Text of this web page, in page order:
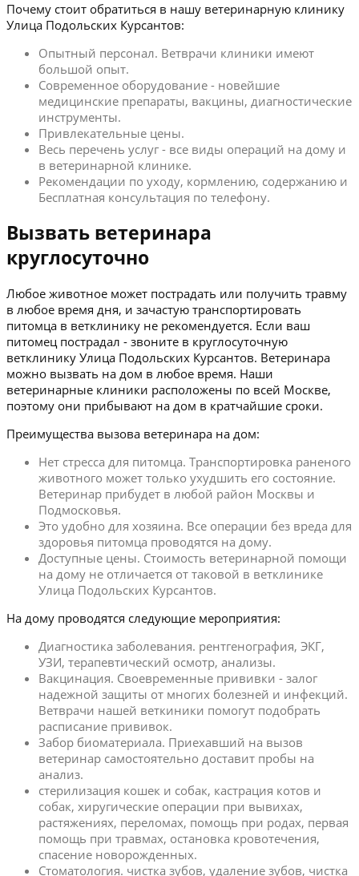
Почему стоит обратиться в нашу ветеринарную клинику
Улица Подольских Курсантов:
Опытный персонал. Ветврачи клиники имеют
большой опыт.
Современное оборудование - новейшие
медицинские препараты, вакцины, диагностические
инструменты.
Привлекательные цены.
Весь перечень услуг - все виды операций на дому и
в ветеринарной клинике.
Рекомендации по уходу, кормлению, содержанию и
Бесплатная консультация по телефону.
Вызвать ветеринара
круглосуточно
Любое животное может пострадать или получить травму
в любое время дня, и зачастую транспортировать
питомца в ветклинику не рекомендуется. Если ваш
питомец пострадал - звоните в круглосуточную
ветклинику Улица Подольских Курсантов. Ветеринара
можно вызвать на дом в любое время. Наши
ветеринарные клиники расположены по всей Москве,
поэтому они прибывают на дом в кратчайшие сроки.
Преимущества вызова ветеринара на дом:
Нет стресса для питомца. Транспортировка раненого
животного может только ухудшить его состояние.
Ветеринар прибудет в любой район Москвы и
Подмосковья.
Это удобно для хозяина. Все операции без вреда для
здоровья питомца проводятся на дому.
Доступные цены. Стоимость ветеринарной помощи
на дому не отличается от таковой в ветклинике
Улица Подольских Курсантов.
На дому проводятся следующие мероприятия:
Диагностика заболевания. рентгенография, ЭКГ,
УЗИ, терапевтический осмотр, анализы.
Вакцинация. Своевременные прививки - залог
надежной защиты от многих болезней и инфекций.
Ветврачи нашей веткиники помогут подобрать
расписание прививок.
Забор биоматериала. Приехавший на вызов
ветеринар самостоятельно доставит пробы на
анализ.
стерилизация кошек и собак, кастрация котов и
собак, хиругические операции при вывихах,
растяжениях, переломах, помощь при родах, первая
помощь при травмах, остановка кровотечения,
спасение новорожденных.
Стоматология. чистка зубов, удаление зубов, чистка